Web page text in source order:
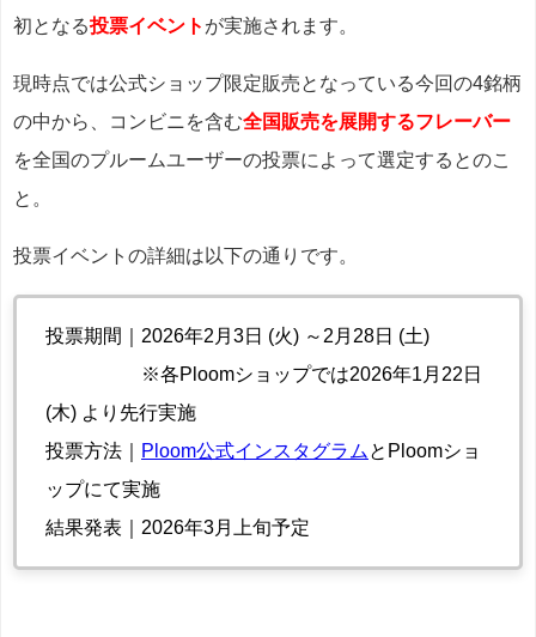
初となる投票イベント が実施されます。
現時点では公式ショップ限定販売となっている今回の4銘柄
の中から、コンビニを含む全国販売を展開するフレーバー
を全国のプルームユーザーの投票によって選定するとのこ
と。
投票イベントの詳細は以下の通りです。
投票期間｜2026年2月3日 (火) ～2月28日 (土)
※各Ploomショップでは2026年1月22日
(木) より先行実施
投票方法｜
Ploom公式インスタグラムとPloomショ
ップにて実施
結果発表｜2026年3月上旬予定